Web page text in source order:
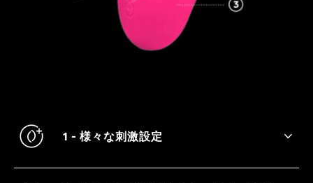
1 - 様々な刺激設定
振動の強さを選び、自分に合った強さを見